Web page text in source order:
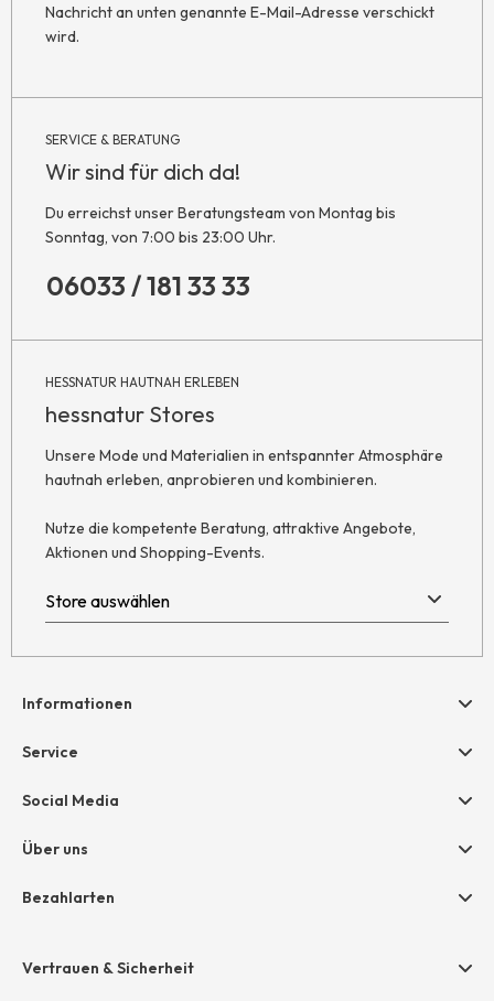
Nachricht an unten genannte E-Mail-Adresse verschickt
wird.
SERVICE & BERATUNG
Wir sind für dich da!
Du erreichst unser Beratungsteam von Montag bis
Sonntag, von 7:00 bis 23:00 Uhr.
06033 / 181 33 33
HESSNATUR HAUTNAH ERLEBEN
hessnatur Stores
Unsere Mode und Materialien in entspannter Atmosphäre
hautnah erleben, anprobieren und kombinieren.
Nutze die kompetente Beratung, attraktive Angebote,
Aktionen und Shopping-Events.
Informationen
Hilfe & Kontakt
Retoure
AGB
Datenschutz
Grounding Page
Service
Geschenkgutscheine
Größentabelle
Social Media
Über uns
Unternehmen
Bezahlarten
Amazon Pay
Vertrauen & Sicherheit